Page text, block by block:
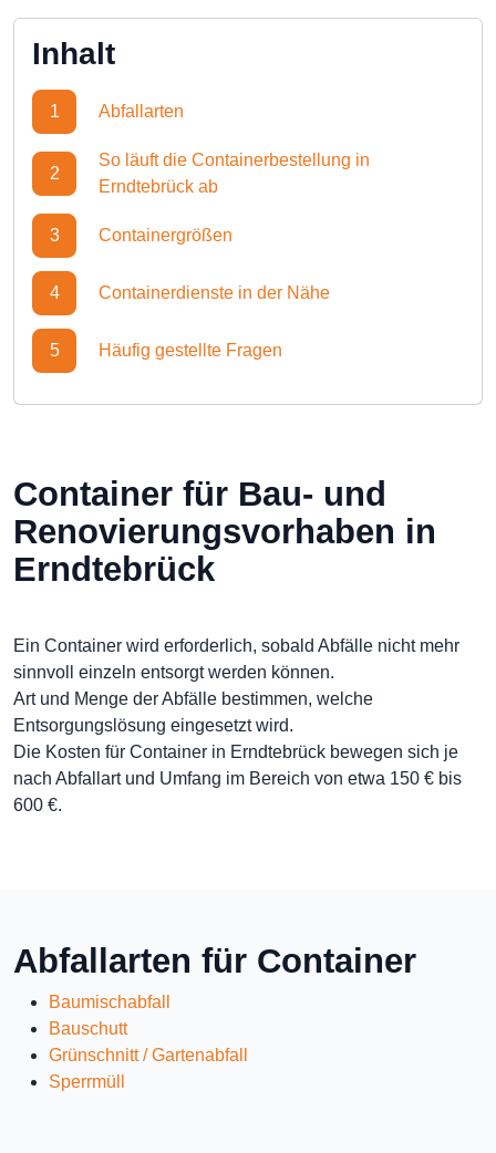
Inhalt
1 Abfallarten
2
So läuft die Containerbestellung in
Erndtebrück ab
3 Containergrößen
4 Containerdienste in der Nähe
5 Häufig gestellte Fragen
Container für Bau- und
Renovierungsvorhaben in
Erndtebrück
Ein Container wird erforderlich, sobald Abfälle nicht mehr
sinnvoll einzeln entsorgt werden können.
Art und Menge der Abfälle bestimmen, welche
Entsorgungslösung eingesetzt wird.
Die Kosten für Container in Erndtebrück bewegen sich je
nach Abfallart und Umfang im Bereich von etwa 150 € bis
600 €.
Abfallarten für Container
Baumischabfall
Bauschutt
Grünschnitt / Gartenabfall
Sperrmüll